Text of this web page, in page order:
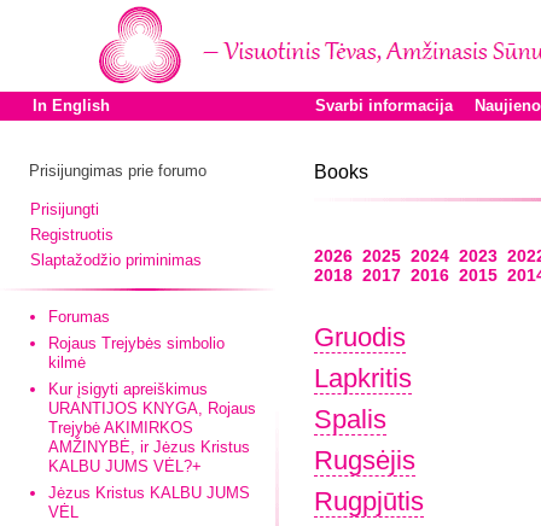
In English Svarbi informacija
Prisijungimas prie forumo
Prisijungti
Registruotis
Slaptažodžio priminimas
Forumas
Rojaus Trejybės simbolio
kilmė
Kur įsigyti apreiškimus
URANTIJOS KNYGA, Rojaus
Trejybė AKIMIRKOS
AMŽINYBĖ, ir Jėzus Kristus
KALBU JUMS VĖL?+
Jėzus Kristus KALBU JUMS
VĖL
Books
2026 2025 2024 2023
2018 2017 2016 2015
Gruodis
Lapkritis
Spalis
Rugsėjis
Rugpjūtis